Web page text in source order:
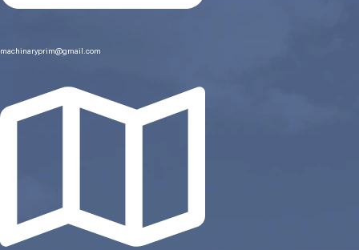
machinaryprim@gmail.com